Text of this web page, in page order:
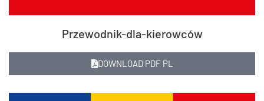
Przewodnik-dla-kierowców
DOWNLOAD PDF PL